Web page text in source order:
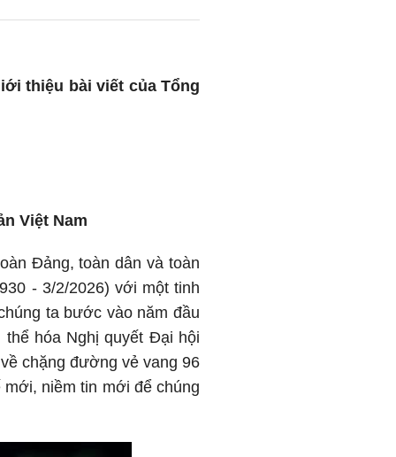
thiệu bài viết của Tổng
Việt Nam
Đảng, toàn dân và toàn
- 3/2/2026) với một tinh
ta bước vào năm đầu
hóa Nghị quyết Đại hội
chặng đường vẻ vang 96
niềm tin mới để chúng